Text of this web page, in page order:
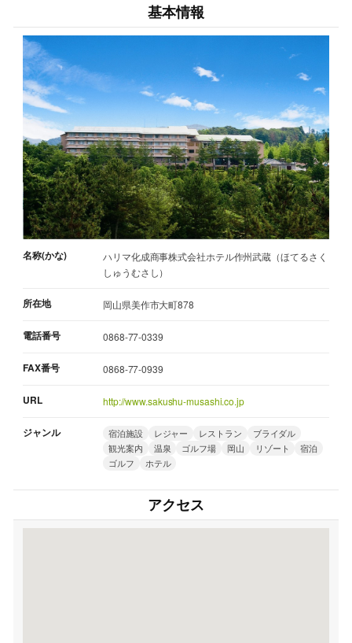
基本情報
名称(かな)
ハリマ化成商事株式会社ホテル作州武蔵（ほてるさく
しゅうむさし）
所在地 岡山県美作市大町878
電話番号 0868-77-0339
FAX番号 0868-77-0939
URL http://www.sakushu-musashi.co.jp
ジャンル 宿泊施設 レジャー レストラン
ブライダル
観光案内
温泉 ゴルフ場 岡山 リゾート
宿泊
ゴルフ
ホテル
アクセス